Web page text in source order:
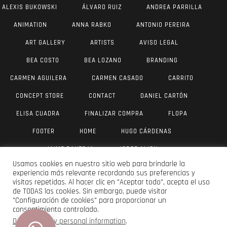
ALEXIS BUKOWSKI ÁLVARO RUIZ ANDREA PARRILLA
ANIMATION ANNA RABKO ANTONIO PEREIRA
ART GALLERY ARTISTS AVISO LEGAL
BEA COSTO BEA LOZANO BRANDING
CARMEN AGUILERA CARMEN CASADO CARRITO
CONCEPT STORE CONTACT DANIEL CARTÓN
ELISA CUADRA FINALIZAR COMPRA FLOPA
FOOTER HOME HUGO CÁRDENAS
JAIME PANTOJA JORGE AIJON
JUAN ANTONIO VALVERDE JULIA YUS LAU DÍAZ
LUIS VANEGAS MAR OLIVER MI CUENTA
MOISÉS SERRANO PABLO SMERLING
POLÍTICA DE PRIVACIDAD PORTFOLIO PLANTILLA
Usamos cookies en nuestro sitio web para brindarle la
experiencia más relevante recordando sus preferencias y
visitas repetidas. Al hacer clic en "Aceptar todo", acepta el uso
de TODAS las cookies. Sin embargo, puede visitar
"Configuración de cookies" para proporcionar un
consentimiento controlado.
Do not sell my personal information.